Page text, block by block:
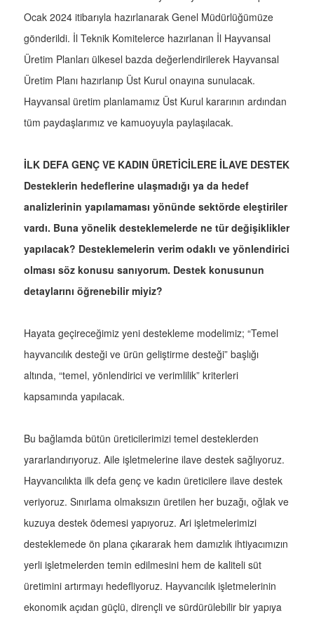
Ocak 2024 itibarıyla hazırlanarak Genel Müdürlüğümüze
gönderildi. İl Teknik Komitelerce hazırlanan İl Hayvansal
Üretim Planları ülkesel bazda değerlendirilerek Hayvansal
Üretim Planı hazırlanıp Üst Kurul onayına sunulacak.
Hayvansal üretim planlamamız Üst Kurul kararının ardından
tüm paydaşlarımız ve kamuoyuyla paylaşılacak.
İLK DEFA GENÇ VE KADIN ÜRETİCİLERE İLAVE DESTEK
Desteklerin hedeflerine ulaşmadığı ya da hedef
analizlerinin yapılamaması yönünde sektörde eleştiriler
vardı. Buna yönelik desteklemelerde ne tür değişiklikler
yapılacak? Desteklemelerin verim odaklı ve yönlendirici
olması söz konusu sanıyorum. Destek konusunun
detaylarını öğrenebilir miyiz?
Hayata geçireceğimiz yeni destekleme modelimiz; “Temel
hayvancılık desteği ve ürün geliştirme desteği” başlığı
altında, “temel, yönlendirici ve verimlilik” kriterleri
kapsamında yapılacak.
Bu bağlamda bütün üreticilerimizi temel desteklerden
yararlandırıyoruz. Aile işletmelerine ilave destek sağlıyoruz.
Hayvancılıkta ilk defa genç ve kadın üreticilere ilave destek
veriyoruz. Sınırlama olmaksızın üretilen her buzağı, oğlak ve
kuzuya destek ödemesi yapıyoruz. Ari işletmelerimizi
desteklemede ön plana çıkararak hem damızlık ihtiyacımızın
yerli işletmelerden temin edilmesini hem de kaliteli süt
üretimini artırmayı hedefliyoruz. Hayvancılık işletmelerinin
ekonomik açıdan güçlü, dirençli ve sürdürülebilir bir yapıya